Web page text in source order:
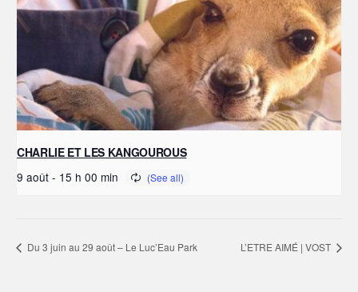
CHARLIE ET LES KANGOUROUS
9 août - 15 h 00 min
Du 3 juin au 29 août – Le Luc’Eau Park L’ETRE AIMÉ | VOST